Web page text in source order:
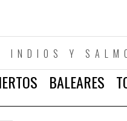
INDIOS Y
BALEARES